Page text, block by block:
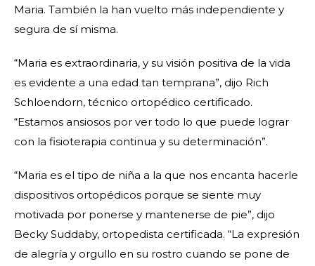
Maria. También la han vuelto más independiente y
segura de sí misma.
“Maria es extraordinaria, y su visión positiva de la vida
es evidente a una edad tan temprana”, dijo Rich
Schloendorn, técnico ortopédico certificado.
“Estamos ansiosos por ver todo lo que puede lograr
con la fisioterapia continua y su determinación”.
“Maria es el tipo de niña a la que nos encanta hacerle
dispositivos ortopédicos porque se siente muy
motivada por ponerse y mantenerse de pie”, dijo
Becky Suddaby, ortopedista certificada. “La expresión
de alegría y orgullo en su rostro cuando se pone de